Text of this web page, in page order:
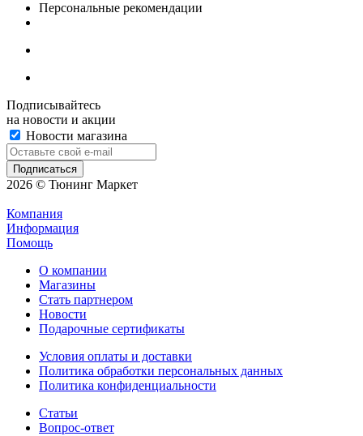
Персональные рекомендации
Подписывайтесь
на новости и акции
Новости магазина
2026 © Тюнинг Маркет
Компания
Информация
Помощь
О компании
Магазины
Стать партнером
Новости
Подарочные сертификаты
Условия оплаты и доставки
Политика обработки персональных данных
Политика конфиденциальности
Статьи
Вопрос-ответ